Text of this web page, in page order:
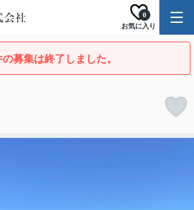
お気に入り
0
募集は終了しました。